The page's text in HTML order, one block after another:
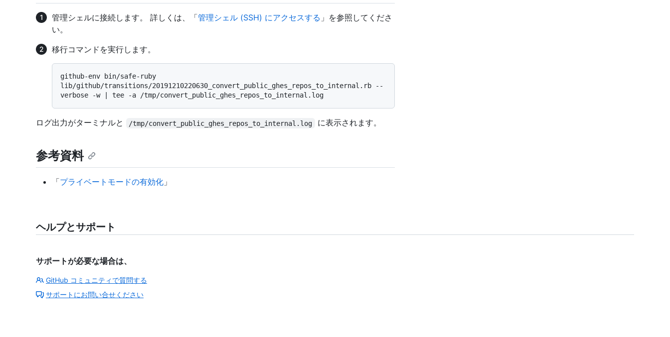
管理シェルに接続します。 詳しくは、「管理シェル (SSH) にアクセスする 」を参照してくださ
い。
移行コマンドを実行します。
github-env bin/safe-ruby
lib/github/transitions/20191210220630_convert_public_ghes_repos_to_internal.rb --
ログ出力がターミナルと /tmp/convert_public_ghes_repos_to_internal.log に表示されます。
参考資料
「プライベートモードの有効化 」
ヘルプとサポート
サポートが必要な場合は、
GitHub コミュニティで質問する
サポートにお問い合せください